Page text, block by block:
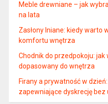
Meble drewniane – jak
na lata
Zasłony lniane: kiedy warto
komfortu wnętrza
Chodnik do przedpokoju: jak
dopasowany do wnętrza
Firany a prywatność w
zapewniające dyskrecję